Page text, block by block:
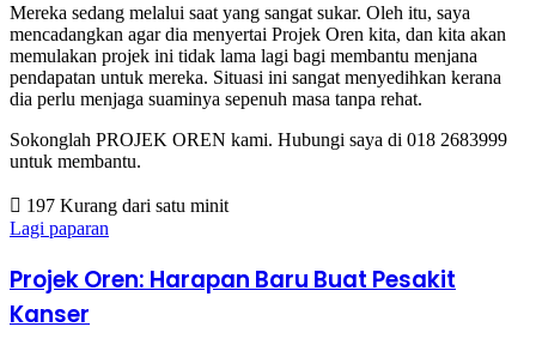
Mereka sedang melalui saat yang sangat sukar. Oleh itu, saya
mencadangkan agar dia menyertai Projek Oren kita, dan kita akan
memulakan projek ini tidak lama lagi bagi membantu menjana
pendapatan untuk mereka. Situasi ini sangat menyedihkan kerana
dia perlu menjaga suaminya sepenuh masa tanpa rehat.
Sokonglah PROJEK OREN kami. Hubungi saya di 018 2683999
untuk membantu.
197 Kurang dari satu minit
Lagi paparan
Projek Oren: Harapan Baru Buat Pesakit
Kanser